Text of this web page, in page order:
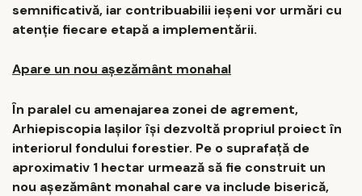
semnificativă, iar contribuabilii ieșeni vor urmări cu
atenție fiecare etapă a implementării.
Apare un nou așezământ monahal
În paralel cu amenajarea zonei de agrement,
Arhiepiscopia Iașilor își dezvoltă propriul proiect în
interiorul fondului forestier. Pe o suprafață de
aproximativ 1 hectar urmează să fie construit un
nou așezământ monahal care va include biserică,